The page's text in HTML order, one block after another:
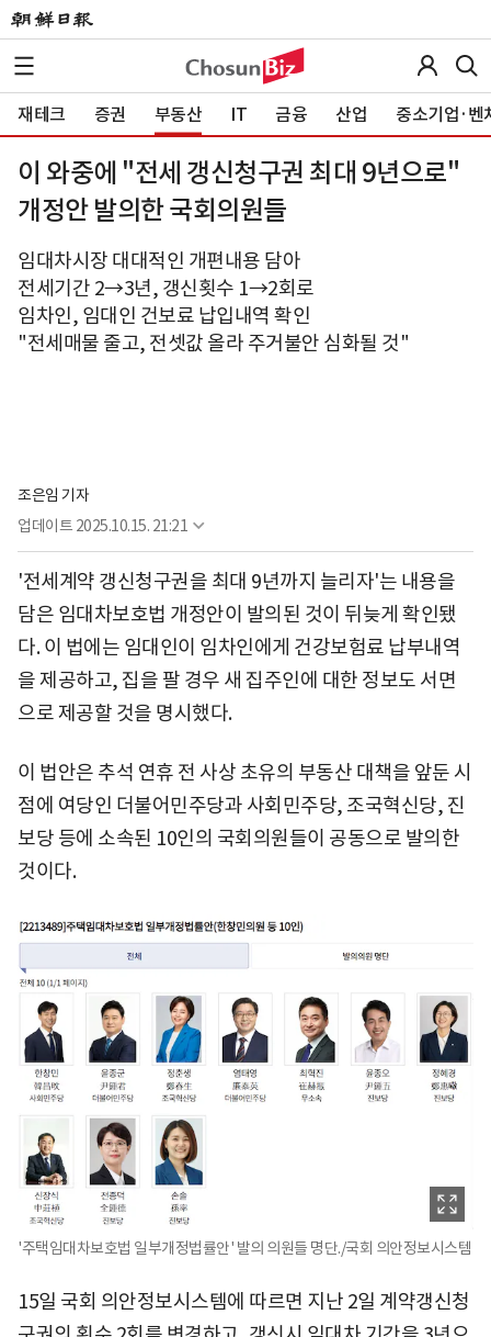
재테크 증권 부동산 IT 금융 산업 중소기업·벤
이 와중에 "전세 갱신청구권 최대 9년으로"
개정안 발의한 국회의원들
임대차시장 대대적인 개편내용 담아
전세기간 2→3년, 갱신횟수 1→2회로
임차인, 임대인 건보료 납입내역 확인
"전세매물 줄고, 전셋값 올라 주거불안 심화될 것"
조은임 기자
업데이트 2025.10.15. 21:21
'전세계약 갱신청구권을 최대 9년까지 늘리자'는 내용을
담은 임대차보호법 개정안이 발의된 것이 뒤늦게 확인됐
다. 이 법에는 임대인이 임차인에게 건강보험료 납부내역
을 제공하고, 집을 팔 경우 새 집주인에 대한 정보도 서면
으로 제공할 것을 명시했다.
이 법안은 추석 연휴 전 사상 초유의 부동산 대책을 앞둔 시
점에 여당인 더불어민주당과 사회민주당, 조국혁신당, 진
보당 등에 소속된 10인의 국회의원들이 공동으로 발의한
것이다.
'주택임대차보호법 일부개정법률안' 발의 의원들 명단./국회 의안정보시스템
15일 국회 의안정보시스템에 따르면 지난 2일 계약갱신청